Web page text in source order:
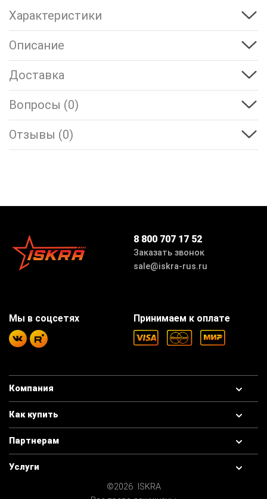
Характеристики
Описание
Доставка
Вопросы (0)
Отзывы (0)
8 800 707 17 52
Заказать звонок
sale@iskra-rus.ru
Компания
Как купить
Партнерам
Услуги
©2026 ISKRA
Принимаем к оплате
Мы в соцсетях